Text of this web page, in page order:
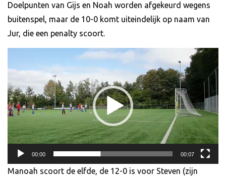
Doelpunten van Gijs en Noah worden afgekeurd wegens
buitenspel, maar de 10-0 komt uiteindelijk op naam van
Jur, die een penalty scoort.
00:00 00:07
Manoah scoort de elfde, de 12-0 is voor Steven (zijn